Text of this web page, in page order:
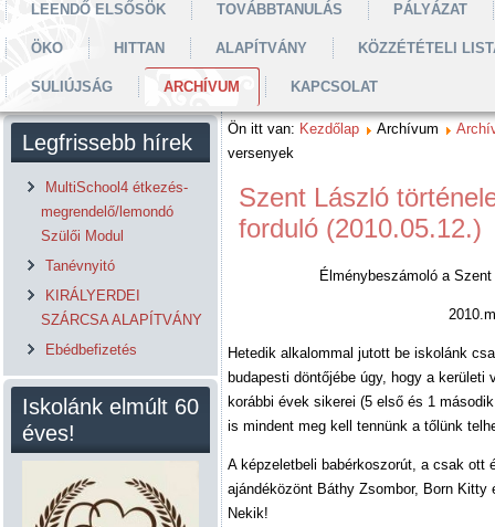
LEENDŐ ELSŐSÖK TOVÁBBTANULÁS PÁLYÁZAT
ÖKO HITTAN ALAPÍTVÁNY KÖZZÉTÉTELI
SULIÚJSÁG ARCHÍVUM KAPCSOLAT
Legfrissebb hírek
MultiSchool4 étkezés-
megrendelő/lemondó
Szülői Modul
Tanévnyitó
KIRÁLYERDEI
SZÁRCSA ALAPÍTVÁNY
Ebédbefizetés
Iskolánk elmúlt 60
éves!
Ön itt van: Kezdőlap Archívum
versenyek
Szent László
forduló (2010.05.12.)
Élménybeszámoló a
Hetedik alkalommal jutott be iskolánk
budapesti döntőjébe úgy, hogy a
korábbi évek sikerei (5 első és 1
is mindent meg kell tennünk a tőlünk
A képzeletbeli babérkoszorút, a csak ott
ajándéközönt Báthy Zsombor, Born
Nekik!